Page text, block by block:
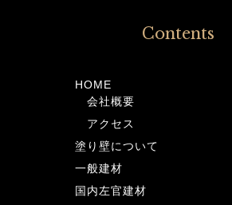
Contents
HOME
会社概要
アクセス
塗り壁について
一般建材
国内左官建材